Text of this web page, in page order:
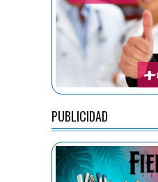
PUBLICIDAD